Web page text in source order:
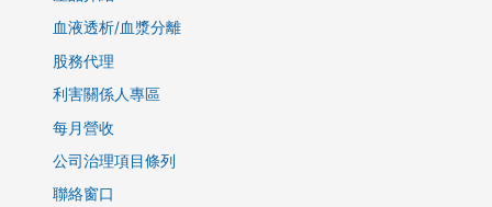
血液透析/血漿分離
股務代理
利害關係人專區
每月營收
公司治理項目條列
聯絡窗口